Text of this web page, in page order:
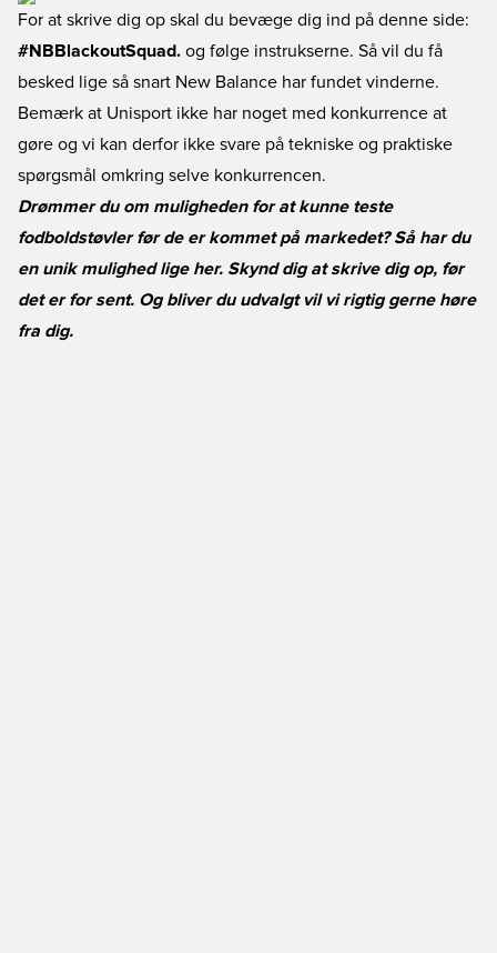
For at skrive dig op skal du bevæge dig ind på denne side:
#NBBlackoutSquad. og følge instrukserne. Så vil du få
besked lige så snart New Balance har fundet vinderne.
Bemærk at Unisport ikke har noget med konkurrence at
gøre og vi kan derfor ikke svare på tekniske og praktiske
spørgsmål omkring selve konkurrencen.
Drømmer du om muligheden for at kunne teste
fodboldstøvler før de er kommet på markedet? Så har du
en unik mulighed lige her. Skynd dig at skrive dig op, før
det er for sent. Og bliver du udvalgt vil vi rigtig gerne høre
fra dig.